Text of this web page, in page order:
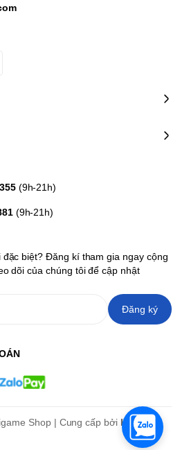
(9h-21h)
(9h-21h)
biệt? Đăng kí tham gia ngay cộng
dõi của chúng tôi để cập nhật
Đăng ký
Shop | Cung cấp bởi Haravan